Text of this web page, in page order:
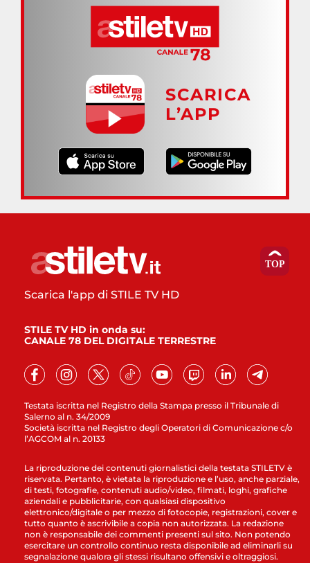
SCARICA
L’APP
Testata iscritta nel Registro della Stampa presso il Tribunale di
Salerno al n. 34/2009
Società iscritta nel Registro degli Operatori di Comunicazione c/o
l’AGCOM al n. 20133
Scarica l'app di STILE TV HD
STILE TV HD in onda su:
CANALE 78 DEL DIGITALE TERRESTRE
La riproduzione dei contenuti giornalistici della testata STILETV è
riservata. Pertanto, è vietata la riproduzione e l’uso, anche parziale,
di testi, fotografie, contenuti audio/video, filmati, loghi, grafiche
aziendali e pubblicitarie, con qualsiasi dispositivo
elettronico/digitale o per mezzo di fotocopie, registrazioni, cover e
tutto quanto è ascrivibile a copia non autorizzata. La redazione
non è responsabile dei commenti presenti sul sito. Non potendo
esercitare un controllo continuo resta disponibile ad eliminarli su
segnalazione qualora gli stessi risultano offensivi e oltraggiosi.